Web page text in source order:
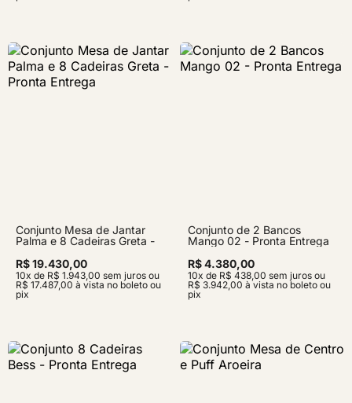
Conjunto Mesa de Jantar
Palma e 8 Cadeiras Greta -
R$ 19.430,00
10x de R$ 1.943,00 sem juros ou
R$ 17.487,00 à vista no boleto ou
pix
Conjunto de 2 Bancos
Mango 02 - Pronta Entrega
R$ 4.380,00
10x de R$ 438,00 sem juros ou
R$ 3.942,00 à vista no boleto ou
pix